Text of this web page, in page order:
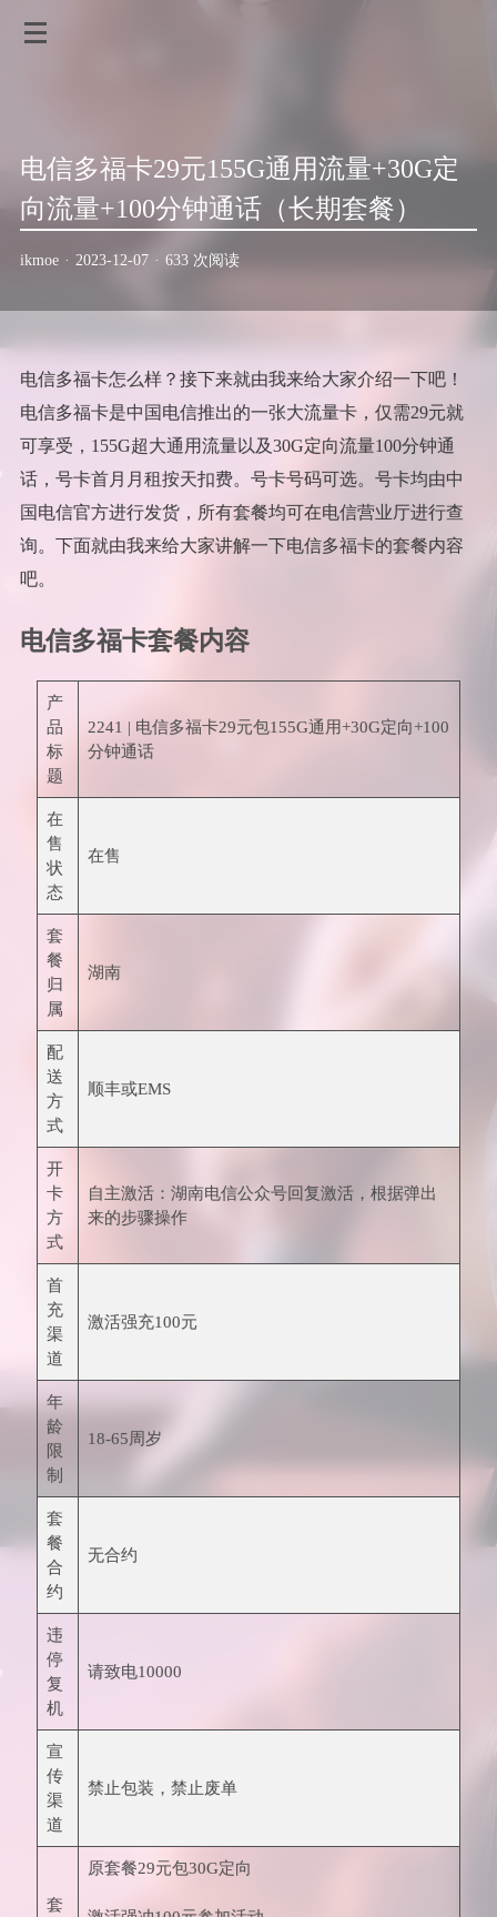
电信多福卡29元155G通用流量+30G定
向流量+100分钟通话（长期套餐）
ikmoe · 2023-12-07 · 633 次阅读
电信多福卡怎么样？接下来就由我来给大家介绍一下吧！
电信多福卡是中国电信推出的一张大流量卡，仅需29元就
可享受，155G超大通用流量以及30G定向流量100分钟通
话，号卡首月月租按天扣费。号卡号码可选。号卡均由中
国电信官方进行发货，所有套餐均可在电信营业厅进行查
询。下面就由我来给大家讲解一下电信多福卡的套餐内容
吧。
电信多福卡套餐内容
产
品
标
题
2241 | 电信多福卡29元包155G通用+30G定向+100
分钟通话
在
售
状
态
在售
套
餐
归
属
湖南
配
送
方
式
顺丰或EMS
开
卡
方
式
自主激活：湖南电信公众号回复激活，根据弹出
来的步骤操作
首
充
渠
道
激活强充100元
年
龄
限
制
18-65周岁
套
餐
合
约
无合约
违
停
复
机
请致电10000
宣
传
渠
道
禁止包装，禁止废单
套
原套餐29元包30G定向